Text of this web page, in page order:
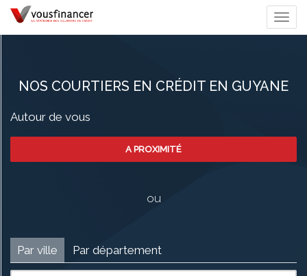
NOS COURTIERS EN CRÉDIT EN GUYANE
Autour de vous
A PROXIMITÉ
ou
Par ville Par département